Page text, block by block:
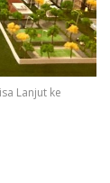
Lanjut ke